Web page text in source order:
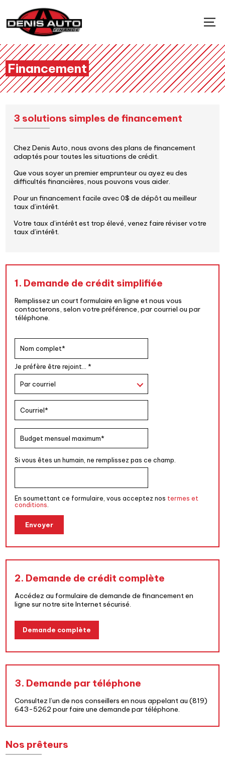
Financement
3 solutions simples de financement
Chez Denis Auto, nous avons des plans de financement
adaptés pour toutes les situations de crédit.
Que vous soyer un premier emprunteur ou ayez eu des
difficultés financières, nous pouvons vous aider.
Pour un financement facile avec 0$ de dépôt au meilleur
taux d’intérêt.
Votre taux d’intérêt est trop élevé, venez faire réviser votre
taux d’intérêt.
1. Demande de crédit simplifiée
Remplissez un court formulaire en ligne et nous vous
contacterons, selon votre préférence, par courriel ou par
téléphone.
Je préfère être rejoint… *
Si vous êtes un humain, ne remplissez pas ce champ.
En soumettant ce formulaire, vous acceptez nos termes et
conditions
Envoyer
2. Demande de crédit complète
Accédez au formulaire de demande de financement en
ligne sur notre site Internet sécurisé.
Demande complète
3. Demande par téléphone
Consultez l’un de nos conseillers en nous appelant au(819)
643-5262 pour faire une demande par téléphone.
Nos prêteurs